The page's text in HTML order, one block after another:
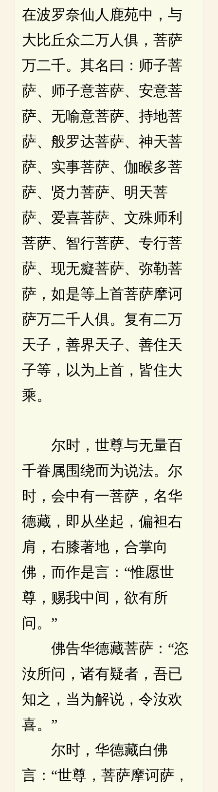
在波罗奈仙人鹿苑中，与
大比丘众二万人俱，菩萨
万二千。其名曰：师子菩
萨、师子意菩萨、安意菩
萨、无喻意菩萨、持地菩
萨、般罗达菩萨、神天菩
萨、实事菩萨、伽睺多菩
萨、贤力菩萨、明天菩
萨、爱喜菩萨、文殊师利
菩萨、智行菩萨、专行菩
萨、现无癡菩萨、弥勒菩
萨，如是等上首菩萨摩诃
萨万二千人俱。复有二万
天子，善界天子、善住天
子等，以为上首，皆住大
乘。
尔时，世尊与无量百
千眷属围绕而为说法。尔
时，会中有一菩萨，名华
德藏，即从坐起，偏袒右
肩，右膝著地，合掌向
佛，而作是言：“惟愿世
尊，赐我中间，欲有所
问。”
佛告华德藏菩萨：“恣
汝所问，诸有疑者，吾已
知之，当为解说，令汝欢
喜。”
尔时，华德藏白佛
言：“世尊，菩萨摩诃萨，